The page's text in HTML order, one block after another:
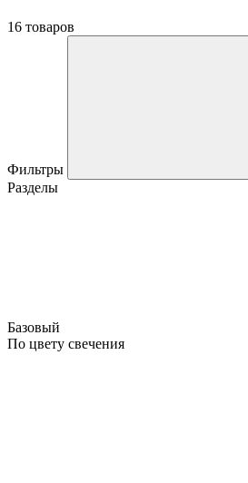
16 товаров
Фильтры
Разделы
Базовый
По цвету свечения